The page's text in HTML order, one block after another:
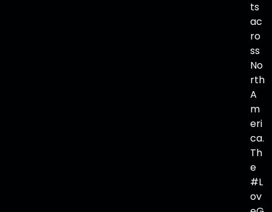
ts
ac
ro
ss
No
rth
A
m
eri
ca.
Th
e
#L
ov